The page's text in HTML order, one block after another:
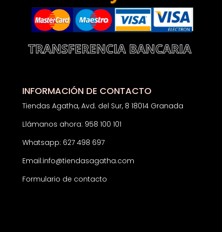
INFORMACIÓN DE CONTACTO
Tiendas Agatha, Avd. del Sur, 8 18014 Granada
Llámanos ahora: 958 100 101
Whatsapp: 627 498 697
Email:info@tiendasagatha.com
Formulario de contacto